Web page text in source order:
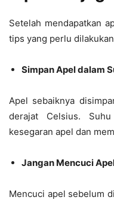
Setelah mendapatkan
tips yang perlu
Simpan Apel dalam
Apel sebaiknya
derajat Celsius.
kesegaran apel dan
Jangan Mencuci
Mencuci apel sebelum